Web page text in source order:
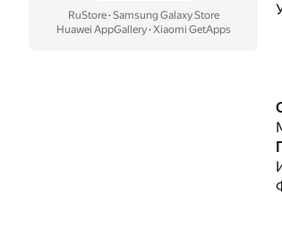
RuStore· Samsung Galaxy Store
Huawei AppGallery· Xiaomi GetApps